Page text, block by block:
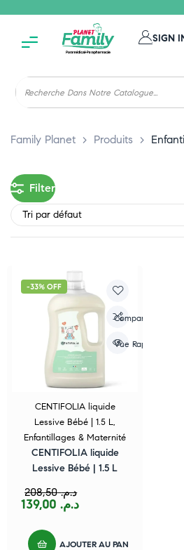
SIGN
Family Planet > Produits >
Filter
Tri par défaut
-33% OFF
Compare
Vue Rapide
CENTIFOLIA liquide
Lessive Bébé | 1.5 L,
Enfantillages & Maternité
CENTIFOLIA liquide
Lessive Bébé | 1.5 L
د.م.208,50
د.م.
AJOUTER AU PANIER